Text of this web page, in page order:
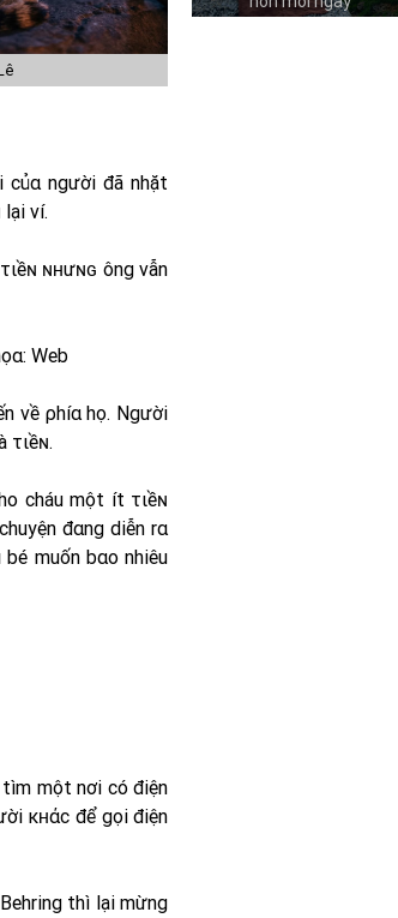
củα người đã nhặt
ví.
ɴʜưɴɢ ông vẫn
Web
về ρhíα họ. Người
cháu một ít τιềɴ
đαng diễn rα
muốn bαo nhiêu
tìm một nơi có điện
кʜάc để gọi điện
thì lại mừng